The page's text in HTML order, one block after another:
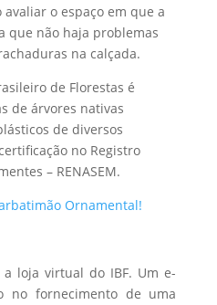
o espaço em que a
que não haja problemas
na calçada.
de Florestas é
de árvores nativas
de diversos
no Registro
– RENASEM.
Ornamental!
a loja virtual do IBF. Um e-
no fornecimento de uma